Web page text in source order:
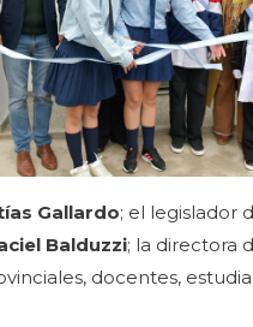
Gallardo; el legislador
Balduzzi; la directora
docentes,